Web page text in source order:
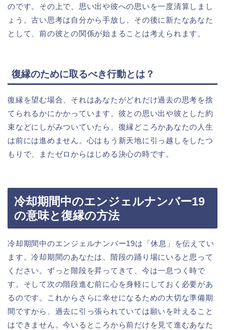
のです。その上で、思い出や彼への思いを一度清算しまし
ょう。古い思考は自分から手放し、その後に新たなあなた
として、前の彼との関係が始まることは考えられます。
復縁のために取るべき行動とは？
復縁を望む場合、それはあなたがどれだけ過去の思考を捨
てられるかにかかっています。彼との思い出や彼とした約
束などにしがみついていたら、復縁どころかあなたの人生
は前には進めません。心はもう新天地に引っ越しをしたつ
もりで、またゼロからはじめる決心の時です。
冷却期間中のエンジェルナンバー19
の意味と復縁の方法
冷却期間中のエンジェルナンバー19は「休息」を伝えてい
ます。冷却期間のあなたは、階段の踊り場にいると思って
ください。ずっと階段を昇ってきて、今は一息つく時で
す。そして次の階段進む前に心を身軽にしておく必要があ
るのです。これからさらに幸せになるための大切な準備期
間ですから、過去に引っ張られていては願いを叶えること
はできません。今いるところから前だけを見て進むあなた